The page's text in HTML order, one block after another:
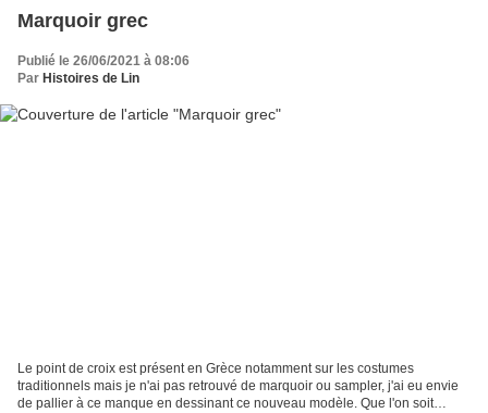
Marquoir grec
Publié le 26/06/2021 à 08:06
Par Histoires de Lin
Le point de croix est présent en Grèce notamment sur les costumes
traditionnels mais je n'ai pas retrouvé de marquoir ou sampler, j'ai eu envie
de pallier à ce manque en dessinant ce nouveau modèle. Que l'on soit